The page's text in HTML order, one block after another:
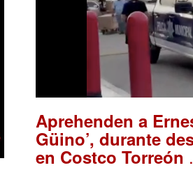
Aprehenden a
Güino’, durante
en Costco Torreón